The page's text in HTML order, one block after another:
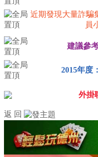
近期發現大量詐騙
員
建議參
2015年度
外掛
返 回